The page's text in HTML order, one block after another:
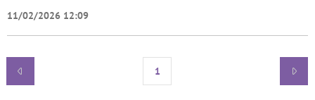
11/02/2026 12:09
1